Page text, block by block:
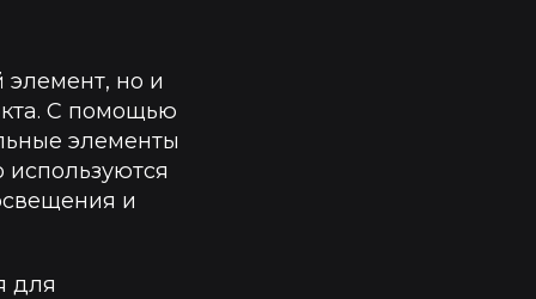
элемент, но и
С помощью
элементы
используются
и
для